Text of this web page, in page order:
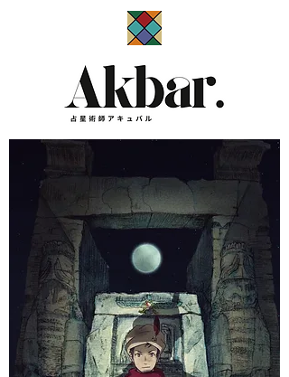
​占星術師アキュバル公式サイト